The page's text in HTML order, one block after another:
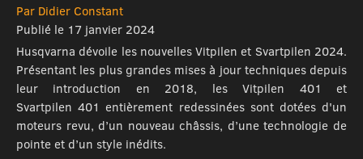
Par Didier Constant
Publié le 17 janvier 2024
Husqvarna dévoile les nouvelles Vitpilen et Svartpilen 2024.
Présentant les plus grandes mises à jour techniques depuis
leur introduction en 2018, les Vitpilen 401 et
Svartpilen 401 entièrement redessinées sont dotées d'un
moteurs revu, d’un nouveau châssis, d’une technologie de
pointe et d’un style inédits.